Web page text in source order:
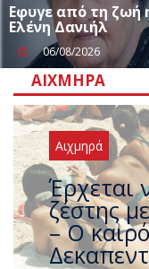
Εφυγε από τη ζωή
Ελένη Δανιήλ
06/08/2026
ΑΙΧΜΗΡΆ
Αιχμηρά
Άφαντος
που η